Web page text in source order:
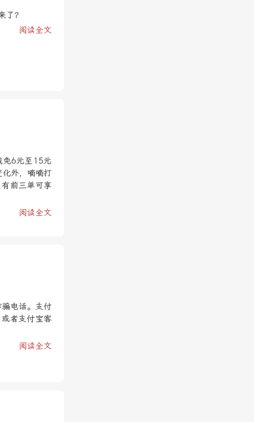
了？
阅读全文
免6元至15元
外，嘀嘀打
前三单可享
阅读全文
电话。支付
者支付宝客
阅读全文